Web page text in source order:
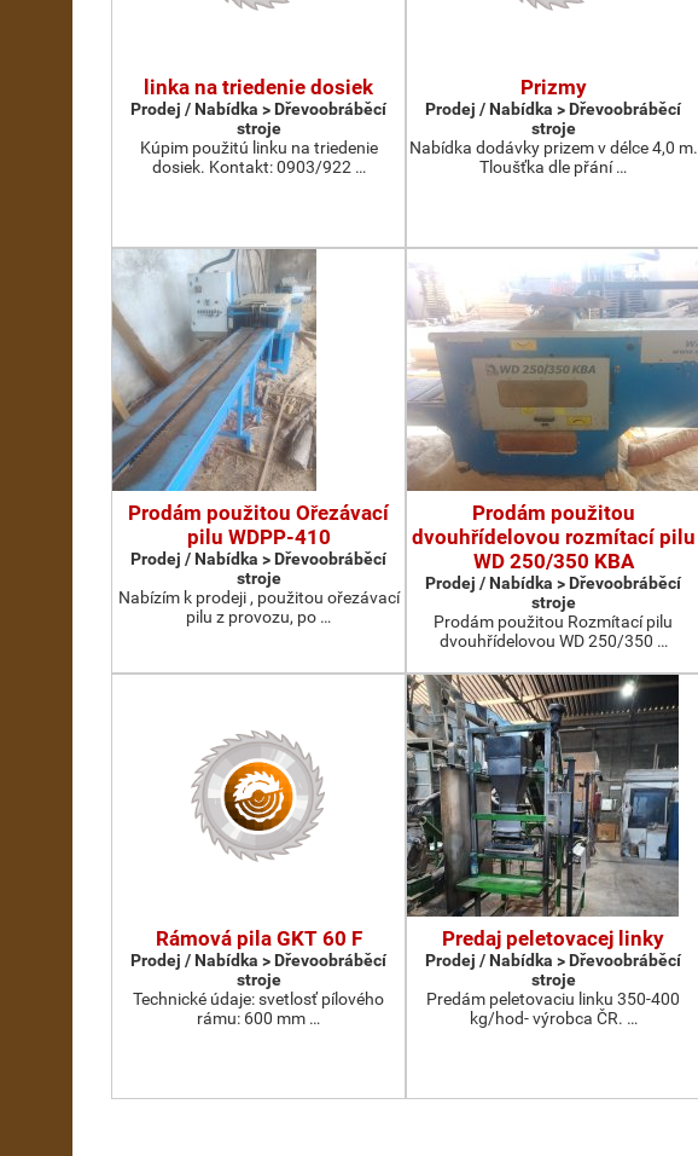
linka na triedenie dosiek
Prodej / Nabídka > Dřevoobráběcí
stroje
Kúpim použitú linku na triedenie
dosiek. Kontakt: 0903/922 …
Prizmy
Prodej / Nabídka > Dřevoobráběcí
stroje
Nabídka dodávky prizem v délce 4,0 m.
Tloušťka dle přání …
Prodám použitou Ořezávací
pilu WDPP-410
Prodej / Nabídka > Dřevoobráběcí
stroje
Nabízím k prodeji , použitou ořezávací
pilu z provozu, po …
Prodám použitou
dvouhřídelovou rozmítací pilu
WD 250/350 KBA
Prodej / Nabídka > Dřevoobráběcí
stroje
Prodám použitou Rozmítací pilu
dvouhřídelovou WD 250/350 …
Rámová pila GKT 60 F
Prodej / Nabídka > Dřevoobráběcí
stroje
Technické údaje: svetlosť pílového
rámu: 600 mm …
Predaj peletovacej linky
Prodej / Nabídka > Dřevoobráběcí
stroje
Predám peletovaciu linku 350-400
kg/hod- výrobca ČR. …